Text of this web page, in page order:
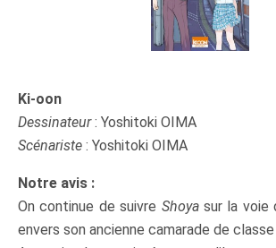
Ki-oon
Dessinateur: Yoshitoki OIMA
Scénariste : Yoshitoki OIMA
Notre avis :
On continue de suivre Shoyasur la voie
envers son ancienne camarade de